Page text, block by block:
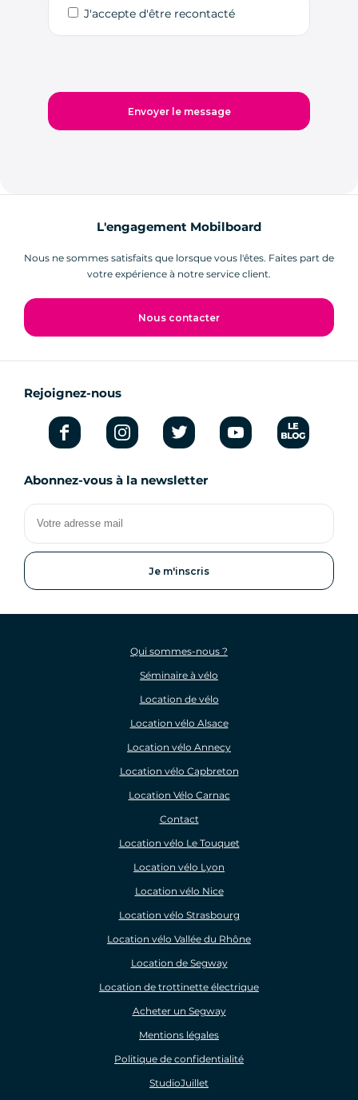
J'accepte d'être recontacté
L'engagement Mobilboard
Nous ne sommes satisfaits que lorsque vous l'êtes. Faites part de
votre expérience à notre service client.
Nous contacter
Rejoignez-nous
Abonnez-vous à la newsletter
Votre
adresse
mail
Qui sommes-nous ?
Séminaire à vélo
Location de vélo
Location vélo Alsace
Location vélo Annecy
Location vélo Capbreton
Location Vélo Carnac
Contact
Location vélo Le Touquet
Location vélo Lyon
Location vélo Nice
Location vélo Strasbourg
Location vélo Vallée du Rhône
Location de Segway
Location de trottinette électrique
Acheter un Segway
Mentions légales
Politique de confidentialité
StudioJuillet